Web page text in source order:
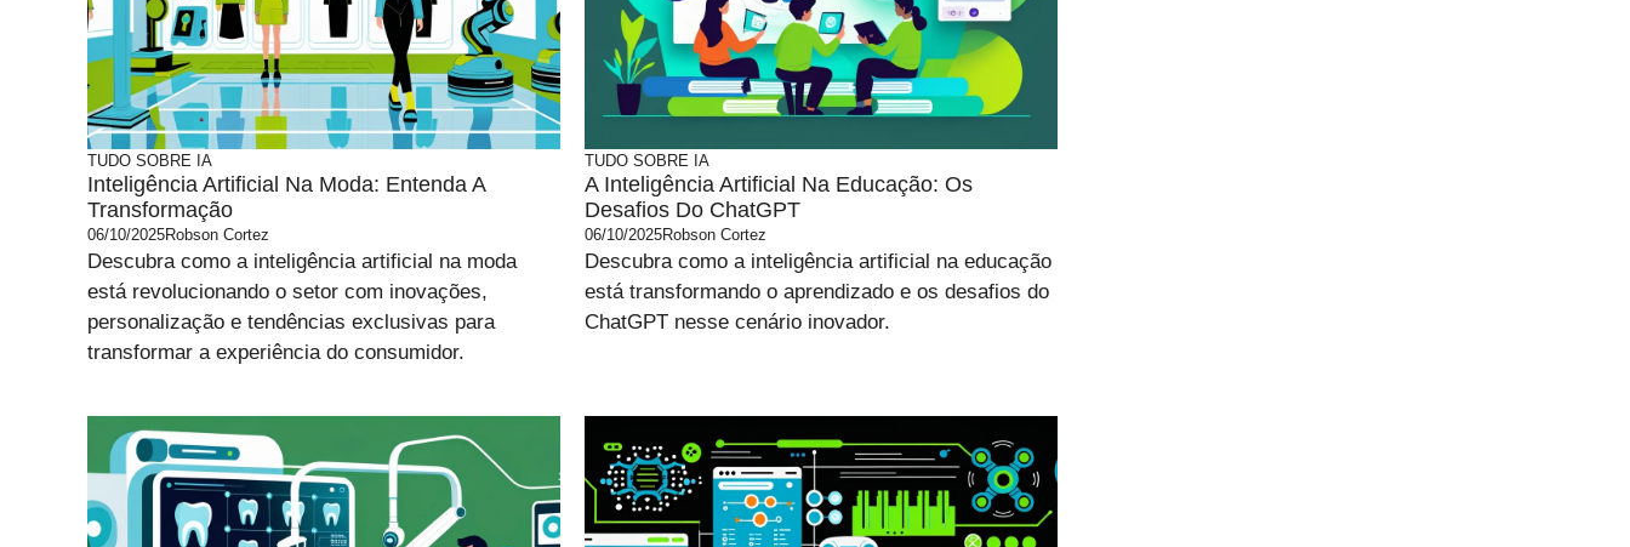
TUDO SOBRE IA
Inteligência Artificial Na Moda: Entenda A
Transformação
06/10/2025Robson Cortez
Descubra como a inteligência artificial na moda
está revolucionando o setor com inovações,
personalização e tendências exclusivas para
transformar a experiência do consumidor.
TUDO SOBRE IA
A Inteligência Artificial Na Educação: Os
Desafios Do ChatGPT
06/10/2025Robson Cortez
Descubra como a inteligência artificial na educação
está transformando o aprendizado e os desafios do
ChatGPT nesse cenário inovador.